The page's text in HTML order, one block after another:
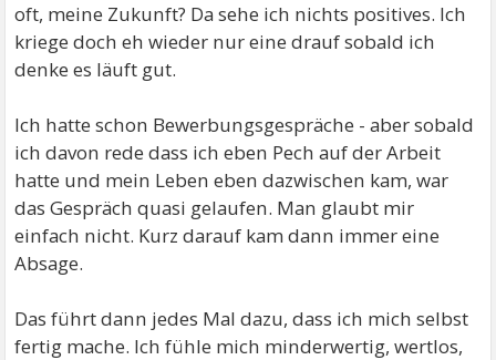
oft, meine Zukunft? Da sehe ich nichts positives. Ich
kriege doch eh wieder nur eine drauf sobald ich
denke es läuft gut.
Ich hatte schon Bewerbungsgespräche - aber sobald
ich davon rede dass ich eben Pech auf der Arbeit
hatte und mein Leben eben dazwischen kam, war
das Gespräch quasi gelaufen. Man glaubt mir
einfach nicht. Kurz darauf kam dann immer eine
Absage.
Das führt dann jedes Mal dazu, dass ich mich selbst
fertig mache. Ich fühle mich minderwertig, wertlos,